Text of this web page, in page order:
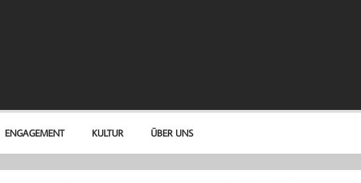
ENGAGEMENT KULTUR ÜBER UNS